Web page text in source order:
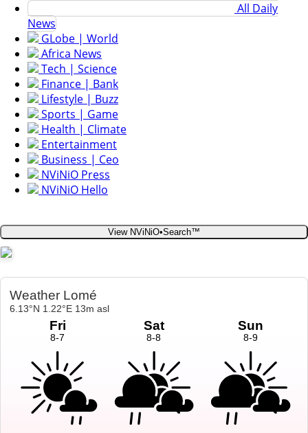
All Daily
News
GLobe | World
Africa News
Tech | Science
Finance | Bank
Lifestyle | Buzz
Sports | Game
Health | Climate
Entertainment
Business | Ceo
NViNiO Press
NViNiO Hello
View NViNiO•Search™